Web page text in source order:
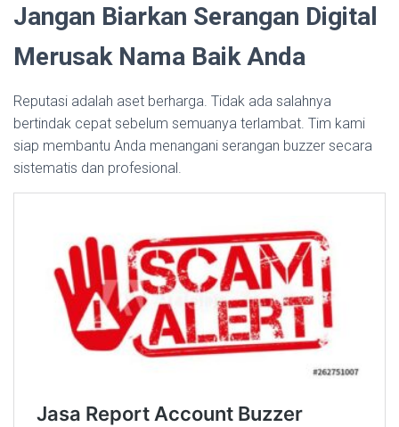
Jangan Biarkan Serangan Digital
Merusak Nama Baik Anda
Reputasi adalah aset berharga. Tidak ada salahnya
bertindak cepat sebelum semuanya terlambat. Tim kami
siap membantu Anda menangani serangan buzzer secara
sistematis dan profesional.